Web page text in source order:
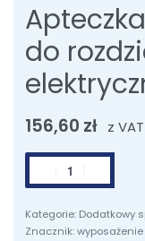
do
156,60 zł
z VAT
Apteczka
z
wyposażeniem
Kategorie: Dodatkowy
Znacznik: